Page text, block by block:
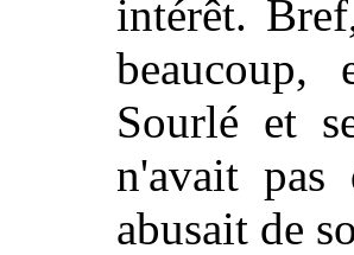
intérêt.
Sourlé et
n'avait
abusait de